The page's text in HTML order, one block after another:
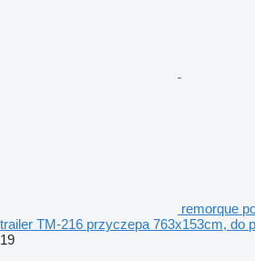
remorque
trailer TM-216 przyczepa 763x153cm, do
19